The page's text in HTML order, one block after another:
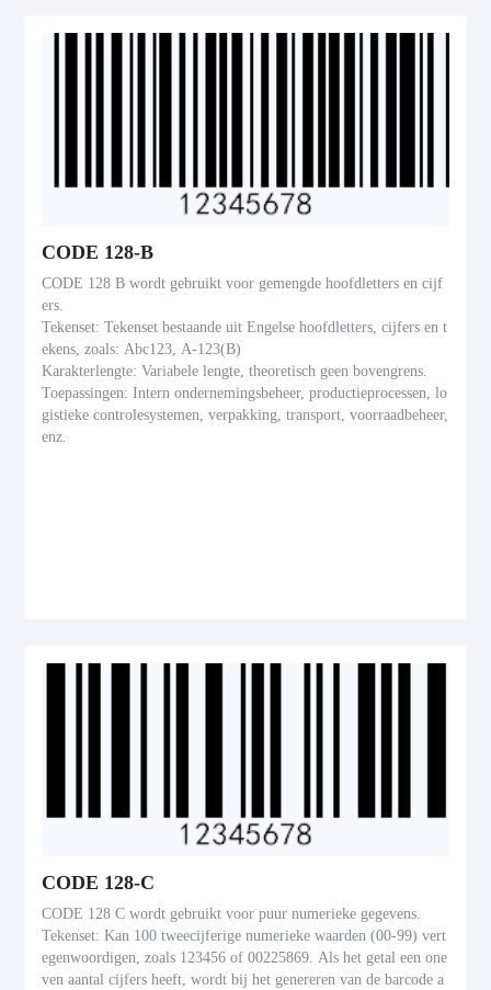
CODE 128-B
CODE 128 B wordt gebruikt voor gemengde hoofdletters en cijf
ers.
Tekenset: Tekenset bestaande uit Engelse hoofdletters, cijfers en t
ekens, zoals: Abc123, A-123(B)
Karakterlengte: Variabele lengte, theoretisch geen bovengrens.
Toepassingen: Intern ondernemingsbeheer, productieprocessen, lo
gistieke controlesystemen, verpakking, transport, voorraadbeheer,
enz.
CODE 128-C
CODE 128 C wordt gebruikt voor puur numerieke gegevens.
Tekenset: Kan 100 tweecijferige numerieke waarden (00-99) vert
egenwoordigen, zoals 123456 of 00225869. Als het getal een one
ven aantal cijfers heeft, wordt bij het genereren van de barcode a